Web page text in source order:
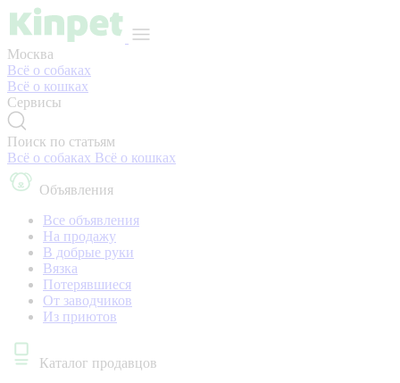
Москва
Всё о собаках
Всё о кошках
Сервисы
Поиск по статьям
Всё о собаках Всё о кошках
Объявления
Все объявления
На продажу
В добрые руки
Вязка
Потерявшиеся
От заводчиков
Из приютов
Каталог продавцов